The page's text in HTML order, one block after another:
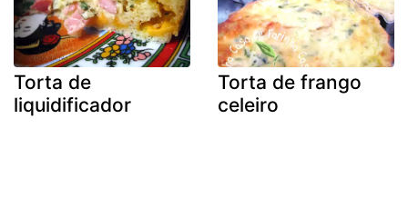
Torta de
liquidificador
Torta de frango
celeiro